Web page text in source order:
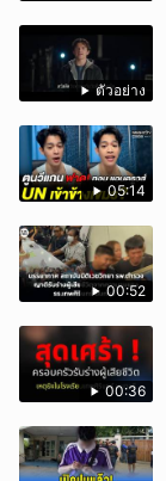
ตัวอย่าง
05:14
00:52
00:36